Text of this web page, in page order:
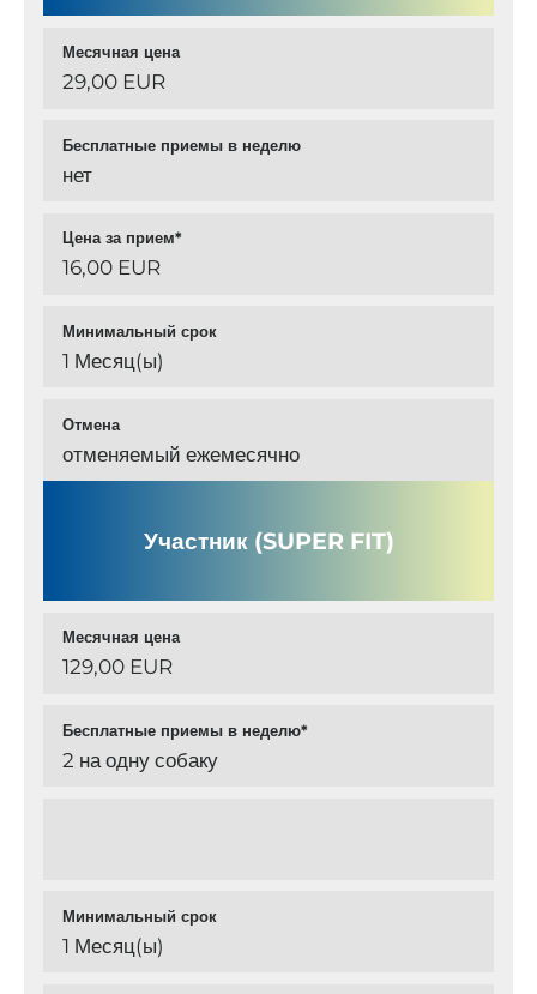
Месячная цена
29,00 EUR
Бесплатные приемы в неделю
нет
Цена за прием*
16,00 EUR
Минимальный срок
1 Месяц(ы)
Отмена
отменяемый ежемесячно
Участник (SUPER FIT)
Месячная цена
129,00 EUR
Бесплатные приемы в неделю*
2 на одну собаку
Минимальный срок
1 Месяц(ы)